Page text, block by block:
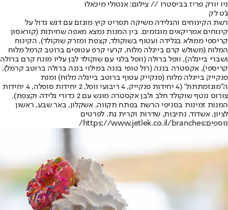
ניו יורק פריז בביסטרו // צילום: אנטולי מיכאלו
ג'ט לק
רשת הקינוחים והגלידה משיקה תפריט קיץ מוגזם עם דגש גדול על
קינוחים אמריקאים מוגזמים. בין המנות נמצא מאפה שחיתות (קוראסון
קריספי ממולא בגלידה ועטוף בשוקולד, קצפת ומזרק שוקולד), הקינוח
המלוח (משולש קרם בייגלה מלוח, קרעי קרפ עטופים ברוטב קרמל מלוח
ושברי בייגלה), וופל ברולה (וופל בלגי עם שוקולד לבן עליו מונח קרם ברולה
קריספי), אקסטרה בננה (רול טופי בננה במילוי בננה ברולה ברוטב קרמל),
פנקייק בייגלה מלוח (פנקייק עטוף ברוטב בייגלה מלוח) ומנת
ה"מוגזמתתת" (4 יחידות פנקייק, 4 ריבועי וופל, 2 יחידות סופלה, 4 יחידות
צורוס נוטף שוקולד חלב ולבן אקסטרה מוגש עם 2 כדורי גלידה וקצפת).
המנות זמינות בסניפי הרשת בפתח תקווה, אשקלון, באר שבע, ראשון
לציון, אשדוד, נתיבות, שדרות וקרית גת. לפרטים
נוספים:https://www.jetlek.co.il/branches/